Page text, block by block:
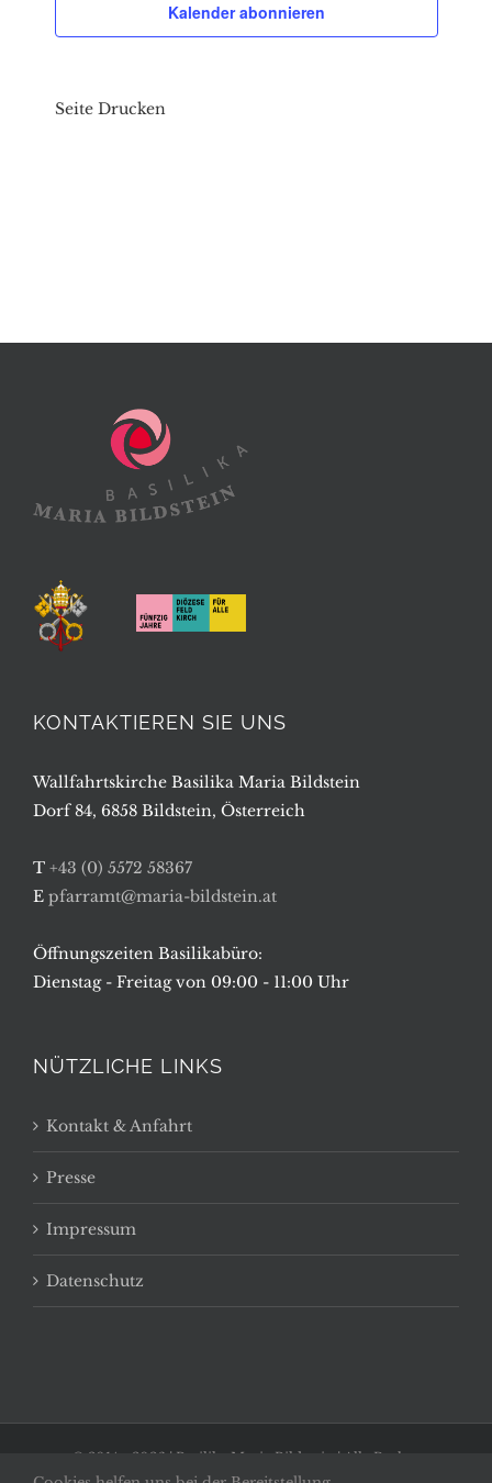
Kalender abonnieren
Seite Drucken
KONTAKTIEREN SIE UNS
Wallfahrtskirche Basilika Maria Bildstein
Dorf 84, 6858 Bildstein, Österreich
T +43 (0) 5572 58367
E pfarramt@maria-bildstein.at
Öffnungszeiten Basilikabüro:
Dienstag - Freitag von 09:00 - 11:00 Uhr
NÜTZLICHE LINKS
Kontakt & Anfahrt
Presse
Impressum
Datenschutz
© 2014 - 2026 | Basilika Maria Bildstein | Alle Rechte